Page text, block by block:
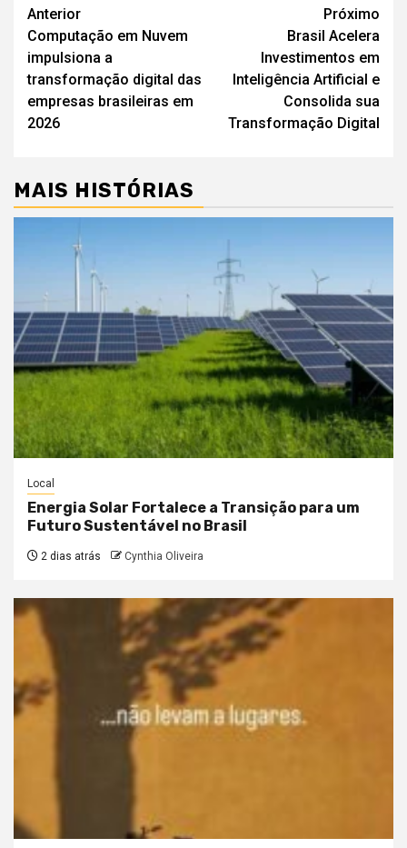
Navegação
de
artigos
Anterior
Computação em Nuvem
impulsiona a
transformação digital das
empresas brasileiras em
2026
Próximo
Brasil Acelera
Investimentos em
Inteligência Artificial e
Consolida sua
Transformação Digital
MAIS HISTÓRIAS
Local
Energia Solar Fortalece a Transição para um
Futuro Sustentável no Brasil
2 dias atrás Cynthia Oliveira